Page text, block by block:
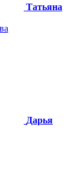
Татьяна
Дарья